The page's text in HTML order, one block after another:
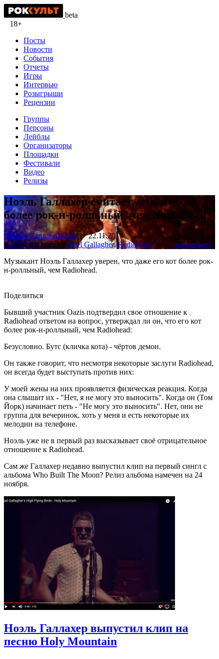
beta
18+
Посты
Новости
События
Отчеты
Игры
Интервью
Розыгрыши
Рецензии
Группы
Персоны
Лейблы
Организаторы
Площадки
Фестивали
Видео
Релизы
Ноэль Галлахер считает, что его кот
более рок-н-ролльный, чем Radiohead
Мария Севальникова 22.11.2017
1 246
В этом материале: Noel Gallagher,Radiohead Фото:gettyimages
Музыкант Ноэль Галлахер уверен, что даже его кот более рок-
н-ролльный, чем Radiohead.
Поделиться
Бывший участник Oazis подтвердил свое отношение к
Radiohead ответом на вопрос, утверждал ли он, что его кот
более рок-н-ролльный, чем Radiohead:
Безусловно. Бутс (кличка кота) - чёртов демон.
Он также говорит, что несмотря некоторые заслуги Radiohead,
он всегда будет выступать против них:
У моей жены на них проявляется физическая реакция. Когда
она слышит их - "Нет, я не могу это выносить". Когда он (Том
Йорк) начинает петь - "Не могу это выносить". Нет, они не
группа для вечеринок, хоть у меня и есть некоторые их
мелодии на телефоне.
Ноэль уже не в первый раз высказывает своё отрицательное
отношение к Radiohead.
Сам же Галлахер недавно выпустил клип на первый сингл с
альбома Who Built The Moon? Релиз альбома намечен на 24
ноября.
Ноэль Галлахер выпустил клип на
песню Holy Mountain